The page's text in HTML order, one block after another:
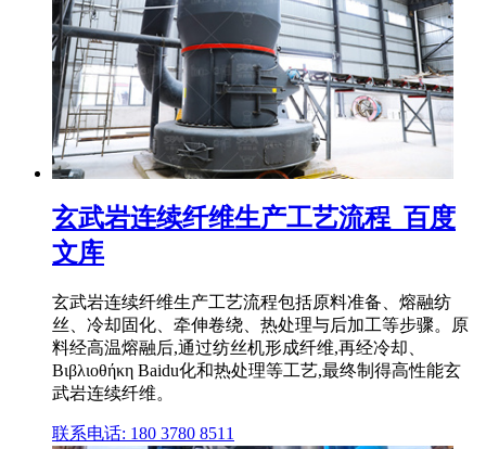
玄武岩连续纤维生产工艺流程_百度
文库
玄武岩连续纤维生产工艺流程包括原料准备、熔融纺
丝、冷却固化、牵伸卷绕、热处理与后加工等步骤。原
料经高温熔融后,通过纺丝机形成纤维,再经冷却、
Βιβλιοθήκη Baidu化和热处理等工艺,最终制得高性能玄
武岩连续纤维。
联系电话: 180 3780 8511